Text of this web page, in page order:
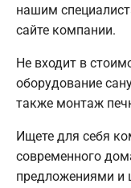
нашим
сайте компании.
Не входит в
оборудование
также монтаж
Ищете для себя
современного
предложениями и